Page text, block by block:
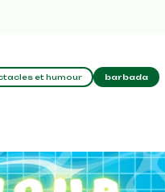
et humour barbada